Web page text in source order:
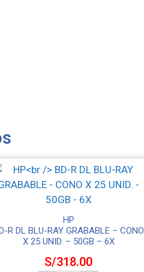
HP
R DL BLU-RAY GRABABLE – CONO
X 25 UNID. – 50GB – 6X
S/318.00